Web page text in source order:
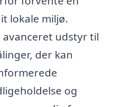
lokale miljø.
avanceret udstyr til
der kan
og